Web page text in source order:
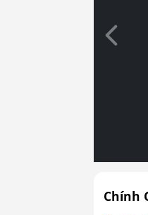
Slide trước
Chính